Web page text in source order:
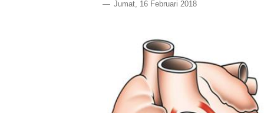
Jumat, 16 Februari 2018